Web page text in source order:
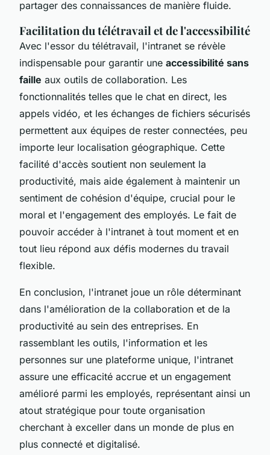
partager des connaissances de manière fluide.
Facilitation du télétravail et de l'accessibilité
Avec l'essor du télétravail, l'intranet se révèle
indispensable pour garantir une accessibilité sans
faille aux outils de collaboration. Les
fonctionnalités telles que le chat en direct, les
appels vidéo, et les échanges de fichiers sécurisés
permettent aux équipes de rester connectées, peu
importe leur localisation géographique. Cette
facilité d'accès soutient non seulement la
productivité, mais aide également à maintenir un
sentiment de cohésion d'équipe, crucial pour le
moral et l'engagement des employés. Le fait de
pouvoir accéder à l'intranet à tout moment et en
tout lieu répond aux défis modernes du travail
flexible.
En conclusion, l'intranet joue un rôle déterminant
dans l'amélioration de la collaboration et de la
productivité au sein des entreprises. En
rassemblant les outils, l'information et les
personnes sur une plateforme unique, l'intranet
assure une efficacité accrue et un engagement
amélioré parmi les employés, représentant ainsi un
atout stratégique pour toute organisation
cherchant à exceller dans un monde de plus en
plus connecté et digitalisé.